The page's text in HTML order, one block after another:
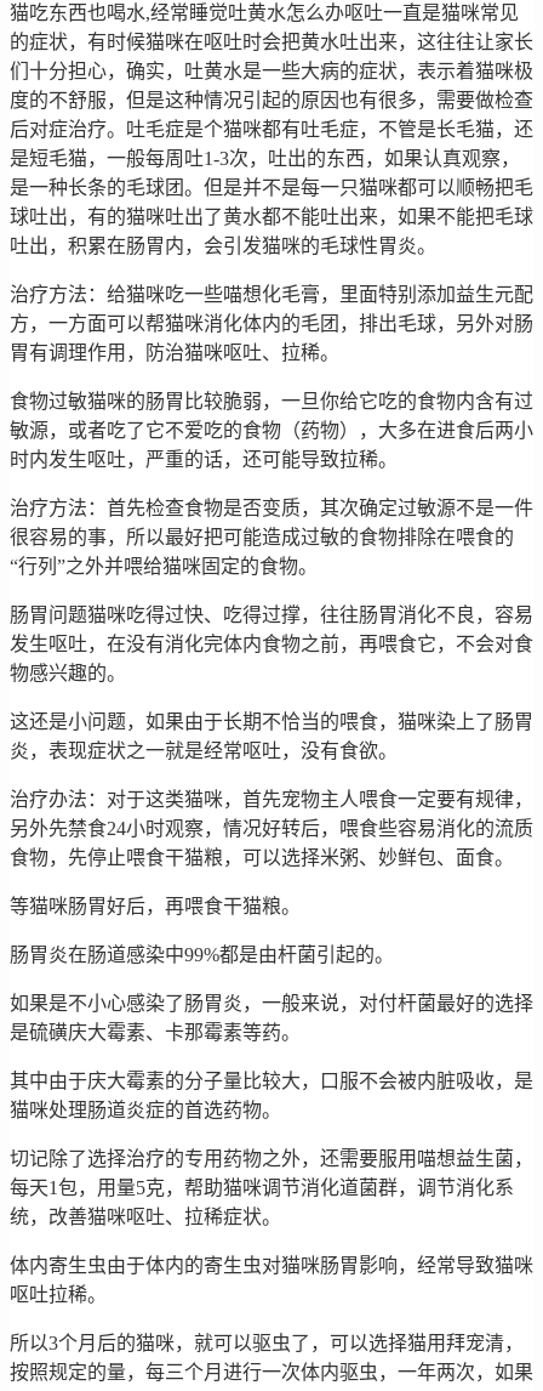
猫吃东西也喝水,经常睡觉吐黄水怎么办呕吐一直是猫咪常见
的症状，有时候猫咪在呕吐时会把黄水吐出来，这往往让家长
们十分担心，确实，吐黄水是一些大病的症状，表示着猫咪极
度的不舒服，但是这种情况引起的原因也有很多，需要做检查
后对症治疗。吐毛症是个猫咪都有吐毛症，不管是长毛猫，还
是短毛猫，一般每周吐1-3次，吐出的东西，如果认真观察，
是一种长条的毛球团。但是并不是每一只猫咪都可以顺畅把毛
球吐出，有的猫咪吐出了黄水都不能吐出来，如果不能把毛球
吐出，积累在肠胃内，会引发猫咪的毛球性胃炎。
治疗方法：给猫咪吃一些喵想化毛膏，里面特别添加益生元配
方，一方面可以帮猫咪消化体内的毛团，排出毛球，另外对肠
胃有调理作用，防治猫咪呕吐、拉稀。
食物过敏猫咪的肠胃比较脆弱，一旦你给它吃的食物内含有过
敏源，或者吃了它不爱吃的食物（药物），大多在进食后两小
时内发生呕吐，严重的话，还可能导致拉稀。
治疗方法：首先检查食物是否变质，其次确定过敏源不是一件
很容易的事，所以最好把可能造成过敏的食物排除在喂食的
“行列”之外并喂给猫咪固定的食物。
肠胃问题猫咪吃得过快、吃得过撑，往往肠胃消化不良，容易
发生呕吐，在没有消化完体内食物之前，再喂食它，不会对食
物感兴趣的。
这还是小问题，如果由于长期不恰当的喂食，猫咪染上了肠胃
炎，表现症状之一就是经常呕吐，没有食欲。
治疗办法：对于这类猫咪，首先宠物主人喂食一定要有规律，
另外先禁食24小时观察，情况好转后，喂食些容易消化的流质
食物，先停止喂食干猫粮，可以选择米粥、妙鲜包、面食。
等猫咪肠胃好后，再喂食干猫粮。
肠胃炎在肠道感染中99%都是由杆菌引起的。
如果是不小心感染了肠胃炎，一般来说，对付杆菌最好的选择
是硫磺庆大霉素、卡那霉素等药。
其中由于庆大霉素的分子量比较大，口服不会被内脏吸收，是
猫咪处理肠道炎症的首选药物。
切记除了选择治疗的专用药物之外，还需要服用喵想益生菌，
每天1包，用量5克，帮助猫咪调节消化道菌群，调节消化系
统，改善猫咪呕吐、拉稀症状。
体内寄生虫由于体内的寄生虫对猫咪肠胃影响，经常导致猫咪
呕吐拉稀。
所以3个月后的猫咪，就可以驱虫了，可以选择猫用拜宠清，
按照规定的量，每三个月进行一次体内驱虫，一年两次，如果